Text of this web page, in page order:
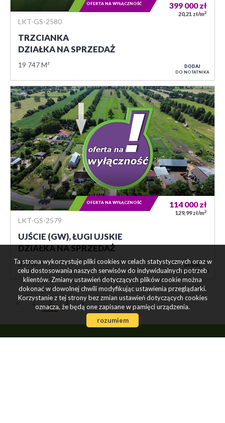
LKT-GS-2580
TRZCIANKA
DZIAŁKA NA SPRZEDAŻ
19 747 M²
399 000zł
20,21 zł/m2
OFERTA NA WYŁĄCZNOŚĆ
DODAJ
DO NOTATNIKA
LKT-GS-2579
UJŚCIE (GW), ŁUGI UJSKIE
DZIAŁKA NA SPRZEDAŻ
877 M²
114 000zł
129,99 zł/m2
OFERTA NA WYŁĄCZNOŚĆ
DODAJ
DO NOTATNIKA
« 1 2 3 »
Ta strona wykorzystuje pliki cookies w celach statystycznych oraz w
celu dostosowania naszych serwisów do indywidualnych potrzeb
klientów. Zmiany ustawień dotyczących plików cookie można
dokonać w dowolnej chwili modyfikując ustawienia przeglądarki.
Korzystanie z tej strony bez zmian ustawień dotyczących cookies
oznacza, że będą one zapisane w pamięci urządzenia.
rozumiem